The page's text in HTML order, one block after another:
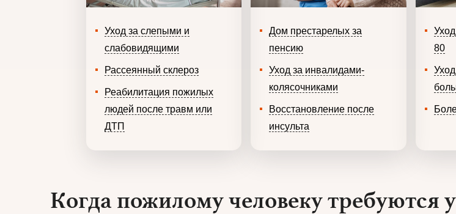
Уход за слепыми и
слабовидящими
Рассеянный склероз
Реабилитация пожилых
людей после травм или
ДТП
Дом престарелых за
пенсию
Уход за инвалидами-
колясочниками
Восстановление после
инсульта
80
Когда пожилому человеку требуются